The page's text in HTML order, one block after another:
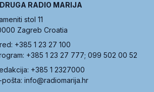
RADIO MARIJA
stol 11
Zagreb Croatia
+385 1 23 27 100
+385 1 23 27 777; 099 502 00 52
+385 1 2327000
info@radiomarija.hr